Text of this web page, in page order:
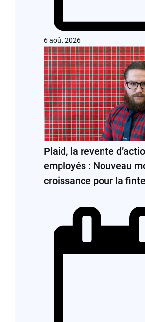
6 août 2026
Plaid, la revente
employés : Nouveau
croissance pour la